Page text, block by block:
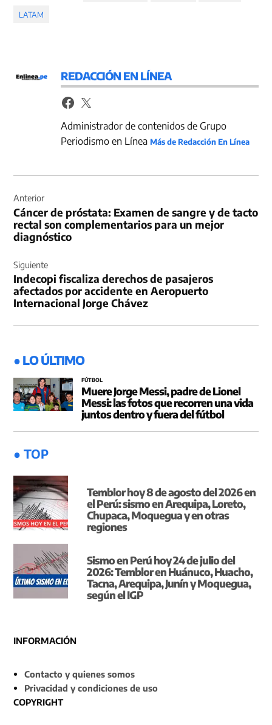
LATAM
REDACCIÓN EN LÍNEA
Administrador de contenidos de Grupo
Periodismo en LíneaMás de Redacción En Línea
de
entradas
Anterior
Cáncer de próstata: Examen de sangre y de tacto
rectal son complementarios para un mejor
diagnóstico
Siguiente
Indecopi fiscaliza derechos de pasajeros
afectados por accidente en Aeropuerto
Internacional Jorge Chávez
● LO ÚLTIMO
FÚTBOL
Muere Jorge Messi, padre de Lionel
Messi: las fotos que recorren una vida
juntos dentro y fuera del fútbol
● TOP
Temblor hoy 8 de agosto del 2026 en
el Perú: sismo en Arequipa, Loreto,
Chupaca, Moquegua y en otras
regiones
Sismo en Perú hoy 24 de julio del
2026: Temblor en Huánuco, Huacho,
Tacna, Arequipa, Junín y Moquegua,
según el IGP
INFORMACIÓN
Contacto y quienes somos
Privacidad y condiciones de uso
COPYRIGHT